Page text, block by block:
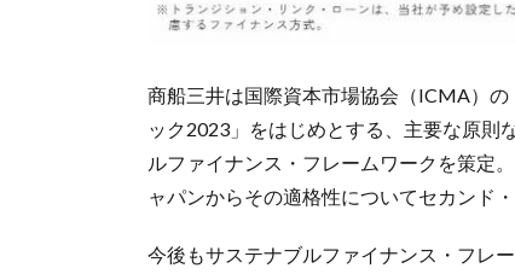
商船三井は国際資本市場協会（ICMA）
ック2023」をはじめとする、主要な原則
ルファイナンス・フレームワークを策定
ャパンからその適格性についてセカンド
今後もサステナブルファイナンス・フレ